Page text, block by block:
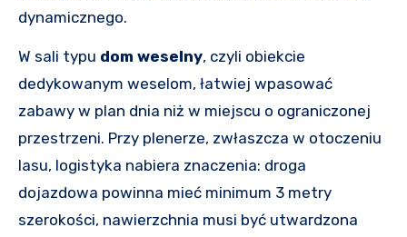
dynamicznego.
W sali typu dom weselny, czyli obiekcie
dedykowanym weselom, łatwiej wpasować
zabawy w plan dnia niż w miejscu o ograniczonej
przestrzeni. Przy plenerze, zwłaszcza w otoczeniu
lasu, logistyka nabiera znaczenia: droga
dojazdowa powinna mieć minimum 3 metry
szerokości, nawierzchnia musi być utwardzona